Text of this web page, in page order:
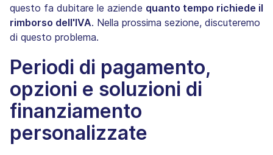
questo fa dubitare le aziende quanto tempo richiede il
rimborso dell'IVA. Nella prossima sezione, discuteremo
di questo problema.
Periodi di pagamento,
opzioni e soluzioni di
finanziamento
personalizzate